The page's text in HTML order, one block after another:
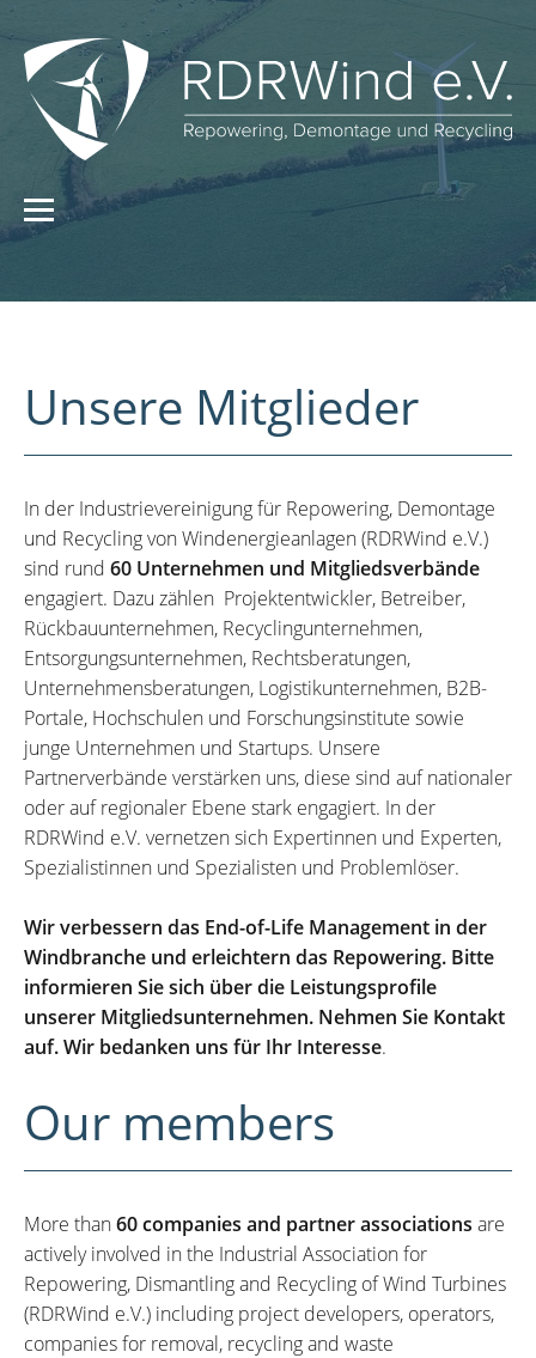
Unsere Mitglieder
In der Industrievereinigung für Repowering, Demontage
und Recycling von Windenergieanlagen (RDRWind e.V.)
sind rund 60 Unternehmen und Mitgliedsverbände
engagiert. Dazu zählen Projektentwickler, Betreiber,
Rückbauunternehmen, Recyclingunternehmen,
Entsorgungsunternehmen, Rechtsberatungen,
Unternehmensberatungen, Logistikunternehmen, B2B-
Portale, Hochschulen und Forschungsinstitute sowie
junge Unternehmen und Startups. Unsere
Partnerverbände verstärken uns, diese sind auf nationaler
oder auf regionaler Ebene stark engagiert. In der
RDRWind e.V. vernetzen sich Expertinnen und Experten,
Spezialistinnen und Spezialisten und Problemlöser.
Wir verbessern das End-of-Life Management in der
Windbranche und erleichtern das Repowering. Bitte
informieren Sie sich über die Leistungsprofile
unserer Mitgliedsunternehmen. Nehmen Sie Kontakt
auf. Wir bedanken uns für Ihr Interesse.
Our members
More than60 companies and partner associations are
actively involved in the Industrial Association for
Repowering, Dismantling and Recycling of Wind Turbines
(RDRWind e.V.) including project developers, operators,
companies for removal, recycling and waste